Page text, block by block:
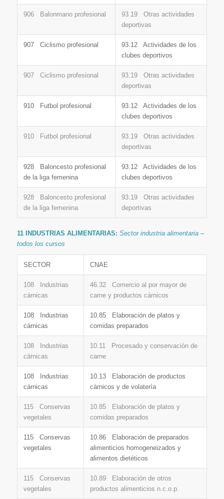
906 Balonmano profesional
93.19 Otras actividades
deportivas
907 Ciclismo profesional
93.12 Actividades de los
clubes deportivos
907 Ciclismo profesional
93.19 Otras actividades
deportivas
910 Futbol profesional
93.12 Actividades de los
clubes deportivos
910 Futbol profesional
93.19 Otras actividades
deportivas
928 Baloncesto profesional
de la liga femenina
93.12 Actividades de los
clubes deportivos
928 Baloncesto profesional
de la liga femenina
93.19 Otras actividades
deportivas
11 INDUSTRIAS ALIMENTARIAS: Sector industria alimentaria –
todos los cursos
SECTOR CNAE
108 Industrias
cárnicas
46.32 Comercio al por mayor de
carne y productos cárnicos
108 Industrias
cárnicas
10.85 Elaboración de platos y
comidas preparados
108 Industrias
cárnicas
10.11 Procesado y conservación de
carne
108 Industrias
cárnicas
10.13 Elaboración de productos
cárnicos y de volatería
115 Conservas
vegetales
10.85 Elaboración de platos y
comidas preparados
115 Conservas
vegetales
10.86 Elaboración de preparados
alimenticios homogeneizados y
alimentos dietéticos
115 Conservas
vegetales
10.89 Elaboración de otros
productos alimenticios n.c.o.p.